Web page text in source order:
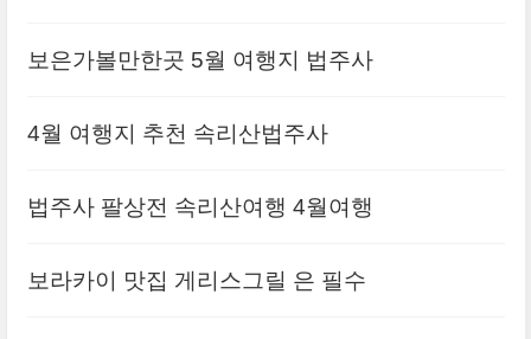
보은가볼만한곳 5월 여행지 법주사
4월 여행지 추천 속리산법주사
법주사 팔상전 속리산여행 4월여행
보라카이 맛집 게리스그릴 은 필수